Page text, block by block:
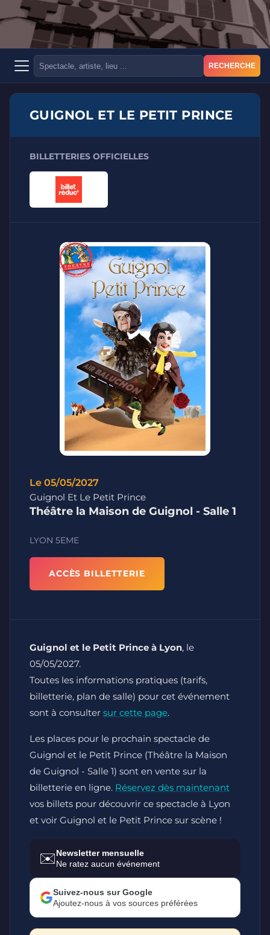
RECHERCHE
GUIGNOL ET LE PETIT PRINCE
BILLETTERIES OFFICIELLES
Le 05/05/2027
Guignol Et Le Petit Prince
Théâtre la Maison de Guignol - Salle 1
LYON 5EME
ACCÈS BILLETTERIE
Guignol et le Petit Prince à Lyon, le
05/05/2027.
Toutes les informations pratiques (tarifs,
billetterie, plan de salle) pour cet événement
sont à consulter sur cette page.
Les places pour le prochain spectacle de
Guignol et le Petit Prince (Théâtre la Maison
de Guignol - Salle 1) sont en vente sur la
billetterie en ligne. Réservez dès maintenant
vos billets pour découvrir ce spectacle à Lyon
et voir Guignol et le Petit Prince sur scène !
✉️Newsletter mensuelle
Ne ratez aucun événement
Suivez-nous sur Google
Ajoutez-nous à vos sources préférées